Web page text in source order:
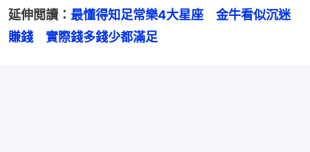
延伸閲讀： 最懂得知足常樂4大星座　金牛看似沉迷
賺錢　實際錢多錢少都滿足